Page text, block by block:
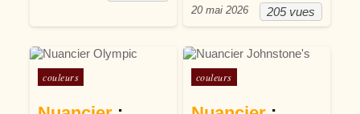
205 vues
20 mai 2026
Posté dans
couleurs Posté dans
couleurs